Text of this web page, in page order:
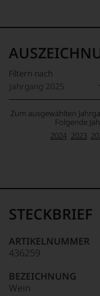
Filtern nach
Jahrgang 2025
Zum ausgewählten
Folgende
2024 2023
STECKBRIEF
ARTIKELNUMMER
436259
BEZEICHNUNG
Wein